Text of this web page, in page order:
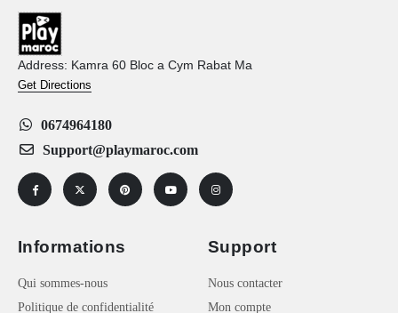
Address: Kamra 60 Bloc a Cym Rabat Ma
Get Directions
0674964180
Support@playmaroc.com
Informations
Qui sommes-nous
Politique de confidentialité
Support
Nous contacter
Mon compte